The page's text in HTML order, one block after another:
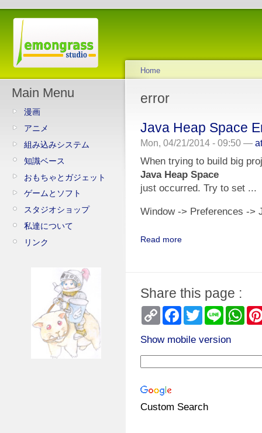
Main Menu
漫画
アニメ
組み込みシステム
知識ベース
おもちゃとガジェット
ゲームとソフト
スタジオショップ
私達について
リンク
Home
error
Java Heap Space
Mon, 04/21/2014 - 09:50 —
When trying to build big
Java Heap Space
just occurred. Try to set ...
Window -> Preferences ->
Read more
Share this page :
Copy
Link
Facebook
TwitterLine
Show mobile version
Custom Search